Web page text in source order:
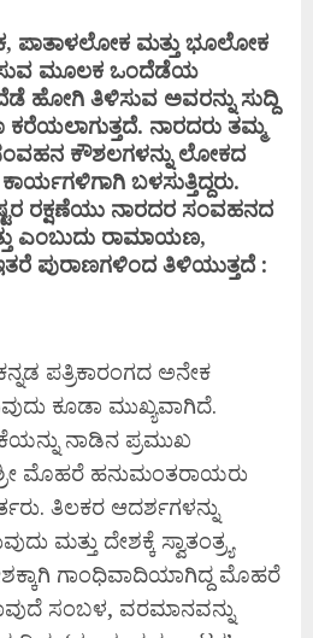
ಪಾತಾಳಲೋಕ ಮತ್ತು ಭೂಲೋಕ
ಮೂಲಕ ಒಂದೆಡೆಯ
ಹೋಗಿ ತಿಳಿಸುವ ಅವರನ್ನು ಸುದ್ದಿ
ನಾರದರು ತಮ್ಮ
ಸಂವಹನ ಕೌಶಲಗಳನ್ನು ಲೋಕದ
ಬಳಸುತ್ತಿದ್ದರು.
ರಕ್ಷಣೆಯು ನಾರದರ ಸಂವಹನದ
ಎಂಬುದು ರಾಮಾಯಣ,
ಪುರಾಣಗಳಿಂದ ತಿಳಿಯುತ್ತದೆ :
ಪತ್ರಿಕಾರಂಗದ ಅನೇಕ
ಕೂಡಾ ಮುಖ್ಯವಾಗಿದೆ.
ನಾಡಿನ ಪ್ರಮುಖ
ಮೊಹರೆ ಹನುಮಂತರಾಯರು
ತಿಲಕರ ಆದರ್ಶಗಳನ್ನು
ಮತ್ತು ದೇಶಕ್ಕೆ ಸ್ವಾತಂತ್ರ್ಯ
ಗಾಂಧಿವಾದಿಯಾಗಿದ್ದ ಮೊಹರೆ
ಸಂಬಳ, ವರಮಾನವನ್ನು